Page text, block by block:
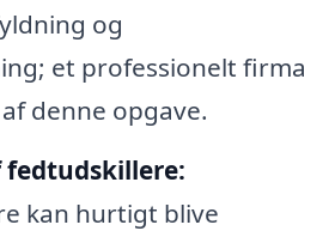
og
et professionelt firma
denne opgave.
fedtudskillere:
kan hurtigt blive